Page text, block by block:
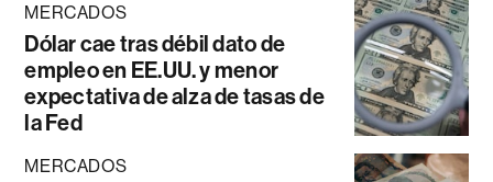
MERCADOS
Dólar cae tras débil dato de
empleo en EE.UU. y menor
expectativa de alza de tasas de
la Fed
MERCADOS